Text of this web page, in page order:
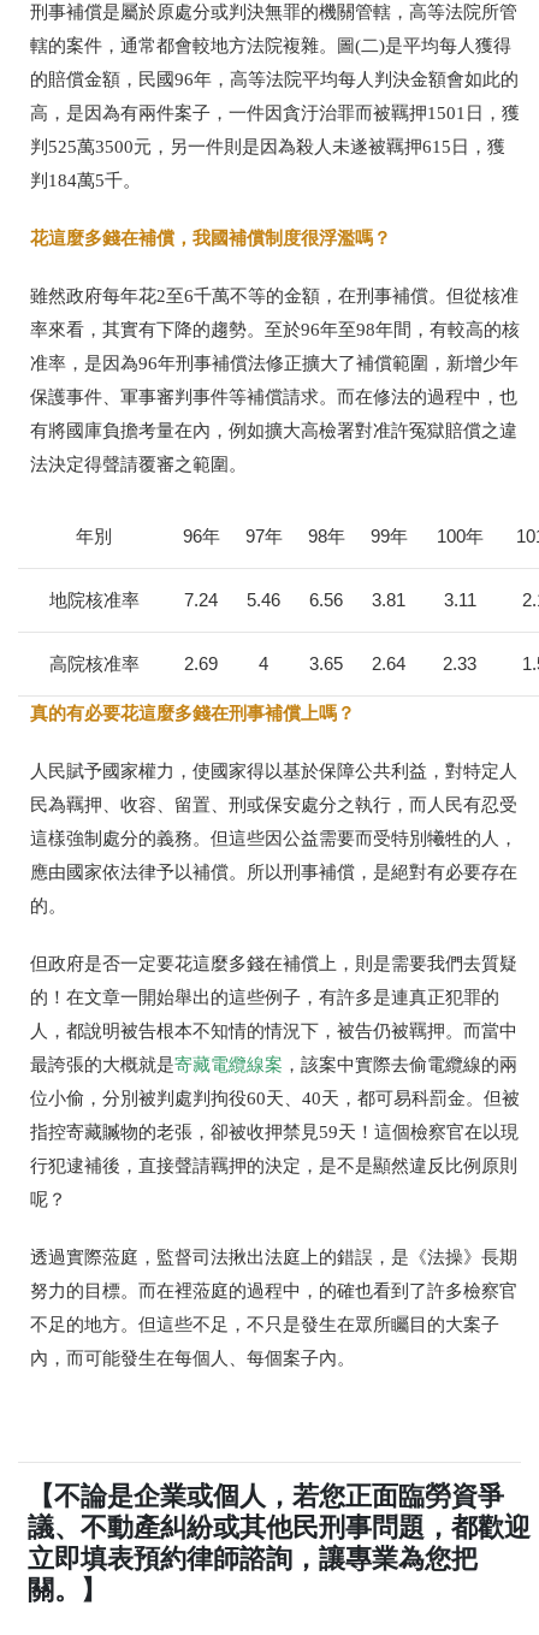
刑事補償是屬於原處分或判決無罪的機關管轄，高等法院所管
轄的案件，通常都會較地方法院複雜。圖(二)是平均每人獲得
的賠償金額，民國96年，高等法院平均每人判決金額會如此的
高，是因為有兩件案子，一件因貪汙治罪而被羈押1501日，獲
判525萬3500元，另一件則是因為殺人未遂被羈押615日，獲
判184萬5千。
花這麼多錢在補償，我國補償制度很浮濫嗎？
雖然政府每年花2至6千萬不等的金額，在刑事補償。但從核准
率來看，其實有下降的趨勢。至於96年至98年間，有較高的核
准率，是因為96年刑事補償法修正擴大了補償範圍，新增少年
保護事件、軍事審判事件等補償請求。而在修法的過程中，也
有將國庫負擔考量在內，例如擴大高檢署對准許冤獄賠償之違
法決定得聲請覆審之範圍。
年別 96年 97年 98年 99年 100年
地院核准率 7.24 5.46 6.56 3.81 3.11
高院核准率 2.69 4 3.65 2.64 2.33
真的有必要花這麼多錢在刑事補償上嗎？
人民賦予國家權力，使國家得以基於保障公共利益，對特定人
民為羈押、收容、留置、刑或保安處分之執行，而人民有忍受
這樣強制處分的義務。但這些因公益需要而受特別犧牲的人，
應由國家依法律予以補償。所以刑事補償，是絕對有必要存在
的。
但政府是否一定要花這麼多錢在補償上，則是需要我們去質疑
的！在文章一開始舉出的這些例子，有許多是連真正犯罪的
人，都說明被告根本不知情的情況下，被告仍被羈押。而當中
最誇張的大概就是寄藏電纜線案 ，該案中實際去偷電纜線的兩
位小偷，分別被判處判拘役60天、40天，都可易科罰金。但被
指控寄藏贓物的老張，卻被收押禁見59天！ 這個檢察官在以現
行犯逮補後，直接聲請羈押的決定，是不是顯然違反比例原則
呢？
透過實際蒞庭，監督司法揪出法庭上的錯誤，是《法操》長期
努力的目標。而在裡蒞庭的過程中，的確也看到了許多檢察官
不足的地方。但這些不足，不只是發生在眾所矚目的大案子
內，而可能發生在每個人、每個案子內。
【不論是企業或個人，若您正面臨勞資爭
議、不動產糾紛或其他民刑事問題，都歡迎
立即填表預約律師諮詢，讓專業為您把
關。】